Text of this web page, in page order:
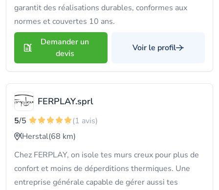
garantit des réalisations durables, conformes aux
normes et couvertes 10 ans.
Demander un
devis
Voir le profil
FERPLAY.sprl
5/5
(1 avis)
Herstal(68 km)
Chez FERPLAY, on isole tes murs creux pour plus de
confort et moins de déperditions thermiques. Une
entreprise générale capable de gérer aussi tes